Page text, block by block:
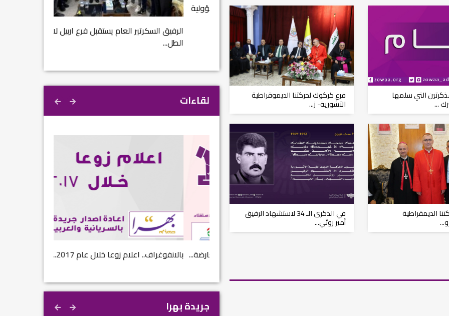
التي سلمها
...
فرع كركوك لحركتنا الديموقراطية
الآشورية- ز...
الديمقراطية في الذكرى الـ 34 لاستشهاد الرفيق
أمير روئي...
الكاتب والباحث يعقوب ابونا .. الكتابة مسؤولية
كبير...
الرفيق السكرتير العام يستقبل فرع اربيل لاتحاد
لقاءات
بالانفوغراف.. اعلام زوعا خلال عام 2017...
جريدة بهرا